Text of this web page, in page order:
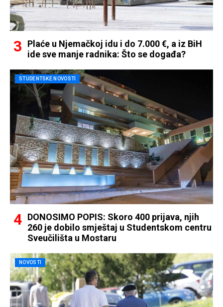
Plaće u Njemačkoj idu i do 7.000 €, a iz BiH
ide sve manje radnika: Što se događa?
STUDENTSKE NOVOSTI
DONOSIMO POPIS: Skoro 400 prijava, njih
260 je dobilo smještaj u Studentskom centru
Sveučilišta u Mostaru
NOVOSTI